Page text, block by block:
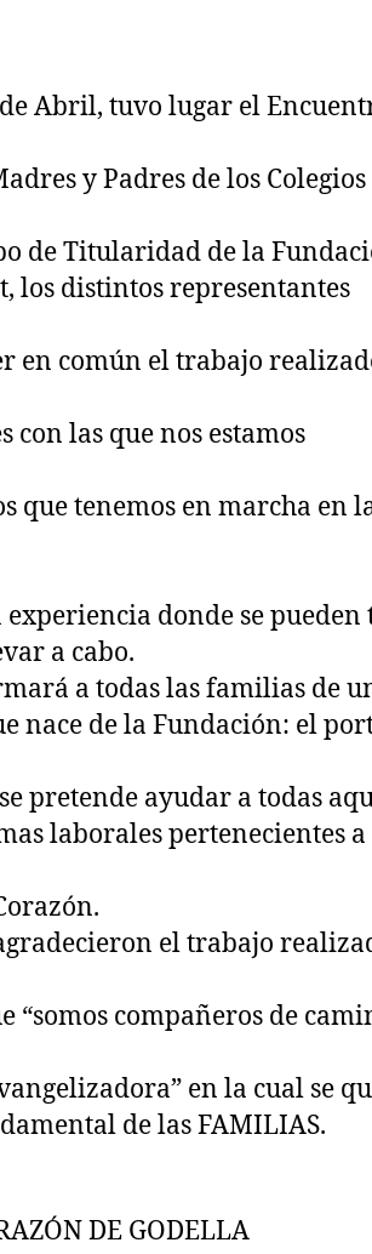
Abril, tuvo lugar el
y Padres de los
de Titularidad de la
los distintos representantes
en común el trabajo
con las que nos estamos
que tenemos en marcha en
experiencia donde se
a cabo.
a todas las familias de
nace de la Fundación: el
pretende ayudar a todas
laborales pertenecientes
el trabajo
“somos compañeros de
en la cual se
de las FAMILIAS.
DE GODELLA